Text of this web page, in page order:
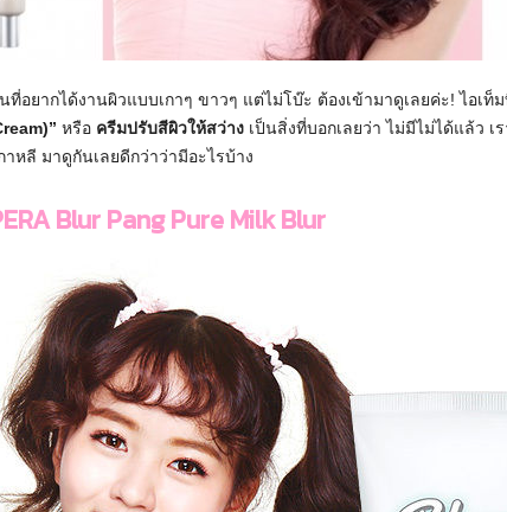
ที่อยากได้งานผิวแบบเกาๆ ขาวๆ แต่ไม่โบ๊ะ ต้องเข้ามาดูเลยค่ะ! ไอเท็ม
หรือ ครีมปรับสีผิวให้สว่างเป็นสิ่งที่บอกเลยว่า ไม่มีไม่ได้แล้ว เ
าหลี มาดูกันเลยดีกว่าว่ามีอะไรบ้าง
Blur Pang Pure Milk Blur